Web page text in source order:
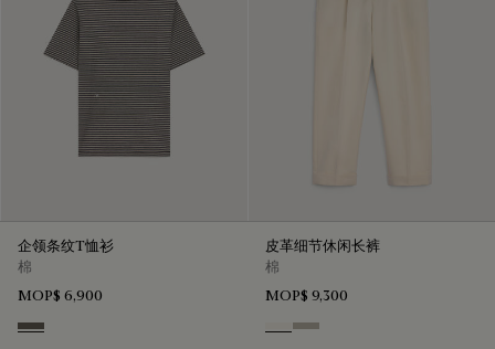
企领条纹T恤衫
棉
MOP$ 6,900
Stripes Black & Taupe
皮革细节休闲长裤
棉
MOP$ 9,300
Butter Cream
Salvia